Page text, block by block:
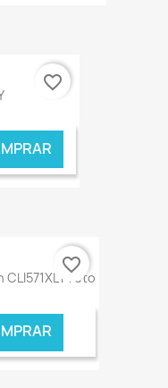
€ ONLINE
€ ONLINE
favorite_border
Preto
favorite_border